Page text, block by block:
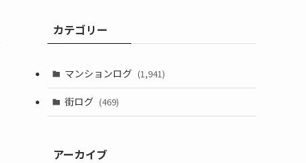
カテゴリー
マンションログ (1,941)
街ログ (469)
アーカイブ